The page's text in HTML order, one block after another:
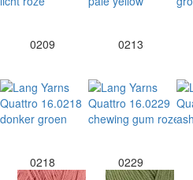
0209 0213
0218 0229